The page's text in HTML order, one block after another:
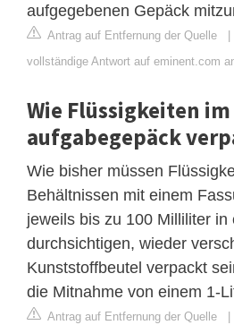
aufgegebenen Gepäck
Antrag auf Entfernung der Quelle |
vollständige Antwort auf eminent.com
Wie Flüssigkeiten im
aufgabegepäck
Wie bisher müssen
Behältnissen mit einem
jeweils bis zu 100 Milliliter in
durchsichtigen, wieder
Kunststoffbeutel verpackt
die Mitnahme von einem 1-
Antrag auf Entfernung der Quelle |